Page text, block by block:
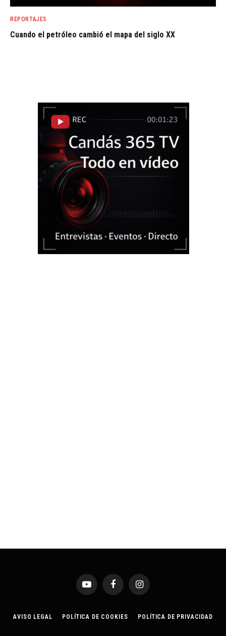
REPORTAJES
Cuando el petróleo cambió el mapa del siglo XX
YouTube FacebookInstagram
AVISO LEGAL POLÍTICA DE COOKIES POLÍTICA DE PRIVACIDAD